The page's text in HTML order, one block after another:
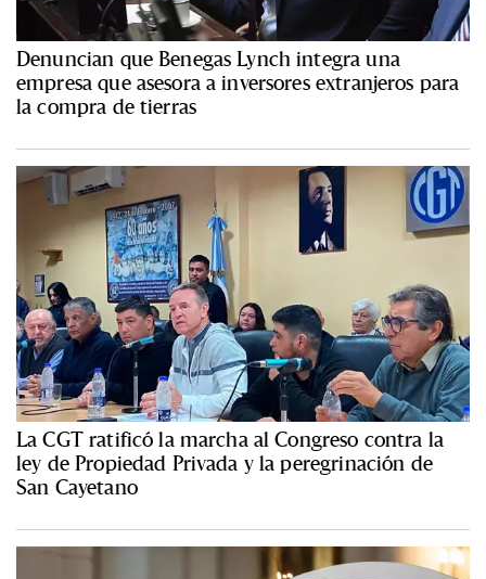
Denuncian que Benegas Lynch integra una
empresa que asesora a inversores extranjeros para
la compra de tierras
La CGT ratificó la marcha al Congreso contra la
ley de Propiedad Privada y la peregrinación de
San Cayetano